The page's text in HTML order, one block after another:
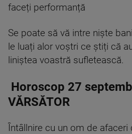
faceți performanță
Se poate să vă intre niște
le luați alor voștri ce știți că
liniștea voastră sufletească.
Horoscop 27
VĂRSĂTOR
Întâllnire cu un om de